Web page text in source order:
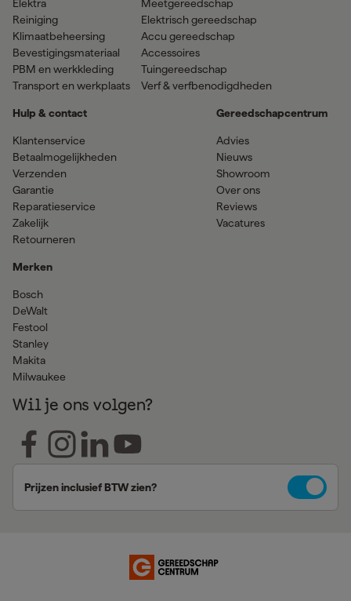
Elektra
Reiniging
Klimaatbeheersing
Bevestigingsmateriaal
PBM en werkkleding
Transport en werkplaats
Meetgereedschap
Elektrisch gereedschap
Accu gereedschap
Accessoires
Tuingereedschap
Verf & verfbenodigdheden
Hulp & contact
Klantenservice
Betaalmogelijkheden
Verzenden
Garantie
Reparatieservice
Zakelijk
Retourneren
Merken
Bosch
DeWalt
Festool
Stanley
Makita
Milwaukee
Gereedschapcentrum
Advies
Nieuws
Showroom
Over ons
Reviews
Vacatures
Wil je ons volgen?
Prijzen inclusief BTW zien?